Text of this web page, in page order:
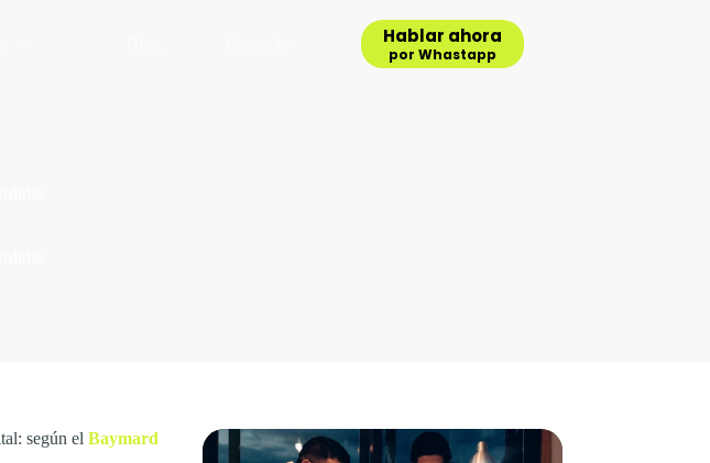
Hablar ahora
por Whastapp
según el Baymard